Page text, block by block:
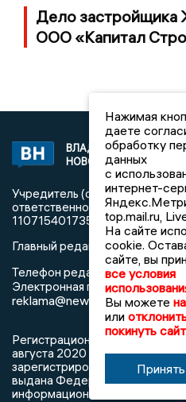
Дело
ООО «Капитал
ВЛАДИМИРСКИЕ
НОВОСТИ
2017 ©
Учредитель (соучредители):
ответственностью
1107154017354)
Главный редактор: Мазов С. А.
Телефон редакции:8 (4922)
Электронная почта редакции:
reklama@newsvladimir.ru
Регистрационный номер:
августа 2020 г. согласно
зарегистрированных средств
выдана Федеральной службой
информационных технологий
Нажимая
даете
обработку
данных
с
интернет-
top.mail.ru,
На сайте
cookie.
сайте, вы
все условия
Вы можете
или
покинуть сайт
Принять